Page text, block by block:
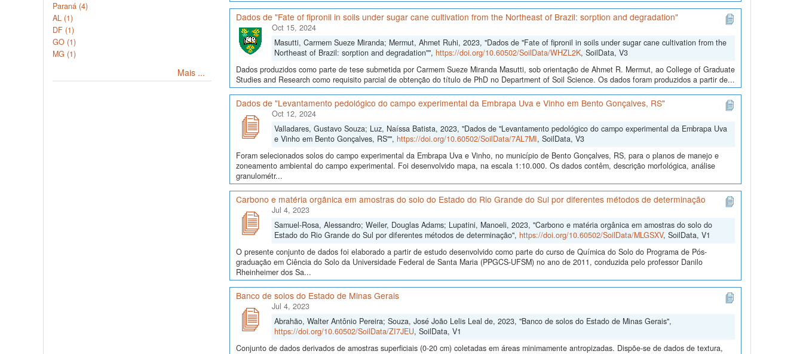
Paraná (4)
AL (1)
DF (1)
GO (1)
MG (1)
Mais ...
Dados de "Fate of fipronil in soils under sugar cane cultivation from the Northeast of Brazil: sorption and degradation"
Oct 15, 2024
Masutti, Carmem Sueze Miranda; Mermut, Ahmet Ruhi, 2023, "Dados de "Fate of fipronil in soils under sugar cane cultivation from the
Northeast of Brazil: sorption and degradation"", https://doi.org/10.60502/SoilData/WHZL2K, SoilData, V3
Dados produzidos como parte de tese submetida por Carmem Sueze Miranda Masutti, sob orientação de Ahmet R. Mermut, ao College of Graduate
Studies and Research como requisito parcial de obtenção do título de PhD no Department of Soil Science. Os dados foram produzidos a partir de...
Dados de "Levantamento pedológico do campo experimental da Embrapa Uva e Vinho em Bento Gonçalves, RS"
Oct 12, 2024
Valladares, Gustavo Souza; Luz, Naíssa Batista, 2023, "Dados de "Levantamento pedológico do campo experimental da Embrapa Uva
e Vinho em Bento Gonçalves, RS"", https://doi.org/10.60502/SoilData/7AL7MI, SoilData, V3
Foram selecionados solos do campo experimental da Embrapa Uva e Vinho, no município de Bento Gonçalves, RS, para o planos de manejo e
zoneamento ambiental do campo experimental. Foi desenvolvido mapa, na escala 1:10.000. Os dados contêm, descrição morfológica, análise
granulométr...
Carbono e matéria orgânica em amostras do solo do Estado do Rio Grande do Sul por diferentes métodos de determinação
Jul 4, 2023
Samuel-Rosa, Alessandro; Weiler, Douglas Adams; Lupatini, Manoeli, 2023, "Carbono e matéria orgânica em amostras do solo do
Estado do Rio Grande do Sul por diferentes métodos de determinação", https://doi.org/10.60502/SoilData/MLGSXV, SoilData, V1
O presente conjunto de dados foi elaborado a partir de estudo desenvolvido como parte do curso de Química do Solo do Programa de Pós-
graduação em Ciência do Solo da Universidade Federal de Santa Maria (PPGCS-UFSM) no ano de 2011, conduzida pelo professor Danilo
Rheinheimer dos Sa...
Banco de solos do Estado de Minas Gerais
Jul 4, 2023
Abrahão, Walter Antônio Pereira; Souza, José João Lelis Leal de, 2023, "Banco de solos do Estado de Minas Gerais",
https://doi.org/10.60502/SoilData/ZI7JEU, SoilData, V1
Conjunto de dados derivados de amostras superficiais (0-20 cm) coletadas em áreas minimamente antropizadas. Dispõe-se de dados de textura,